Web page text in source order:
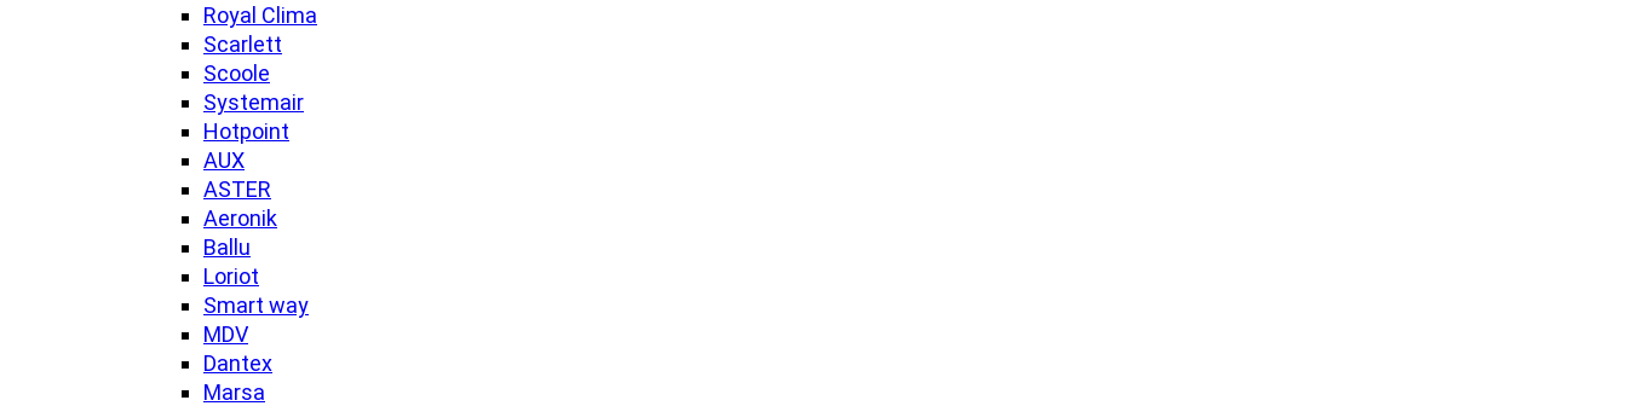
Royal Clima
Scarlett
Scoole
Systemair
Hotpoint
AUX
ASTER
Aeronik
Ballu
Loriot
Smart way
MDV
Dantex
Marsa